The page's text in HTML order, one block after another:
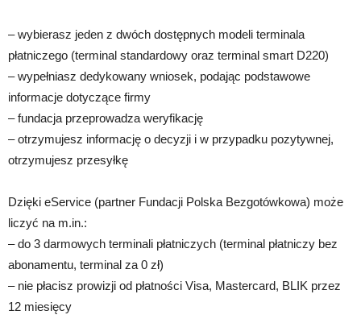
– wybierasz jeden z dwóch dostępnych modeli terminala
płatniczego (terminal standardowy oraz terminal smart D220)
– wypełniasz dedykowany wniosek, podając podstawowe
informacje dotyczące firmy
– fundacja przeprowadza weryfikację
– otrzymujesz informację o decyzji i w przypadku pozytywnej,
otrzymujesz przesyłkę
Dzięki eService (partner Fundacji Polska Bezgotówkowa) może
liczyć na m.in.:
– do 3 darmowych terminali płatniczych (terminal płatniczy bez
abonamentu, terminal za 0 zł)
– nie płacisz prowizji od płatności Visa, Mastercard, BLIK przez
12 miesięcy